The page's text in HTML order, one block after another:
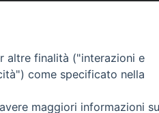
SEGUICI SU
altre finalità ("interazioni e
come specificato nella
maggiori informazioni